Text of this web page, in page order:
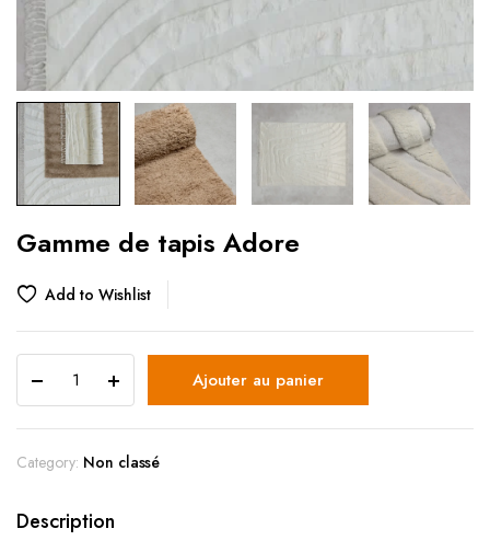
Gamme de tapis Adore
Add to Wishlist
Ajouter au panier
Category: Non classé
Description